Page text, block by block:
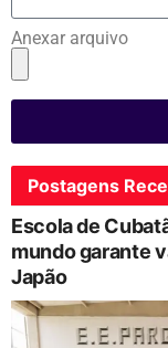
Anexar arquivo
Postagens
Escola de
mundo garante
Japão